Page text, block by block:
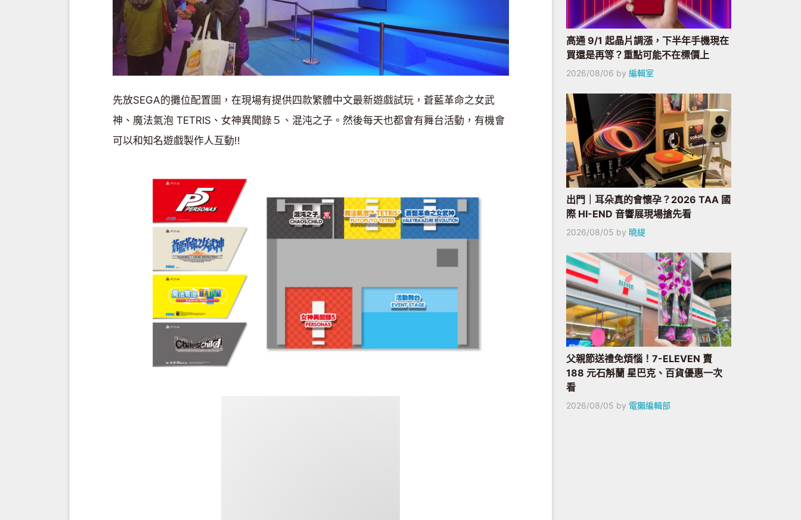
先放SEGA的攤位配置圖，在現場有提供四款繁體中文最新遊戲試玩，蒼藍革命之女武
神、魔法氣泡 TETRIS、女神異聞錄５、混沌之子。然後每天也都會有舞台活動，有機會
可以和知名遊戲製作人互動!!
高通 9/1 起晶片調漲，下半年手機現在
買還是再等？重點可能不在標價上
2026/08/06 by 編輯室
出門｜耳朵真的會懷孕？2026 TAA 國
際 HI-END 音響展現場搶先看
2026/08/05 by 曉緹
父親節送禮免煩惱！7-ELEVEN 賣
188 元石斛蘭 星巴克、百貨優惠一次
看
2026/08/05 by 電獺編輯部